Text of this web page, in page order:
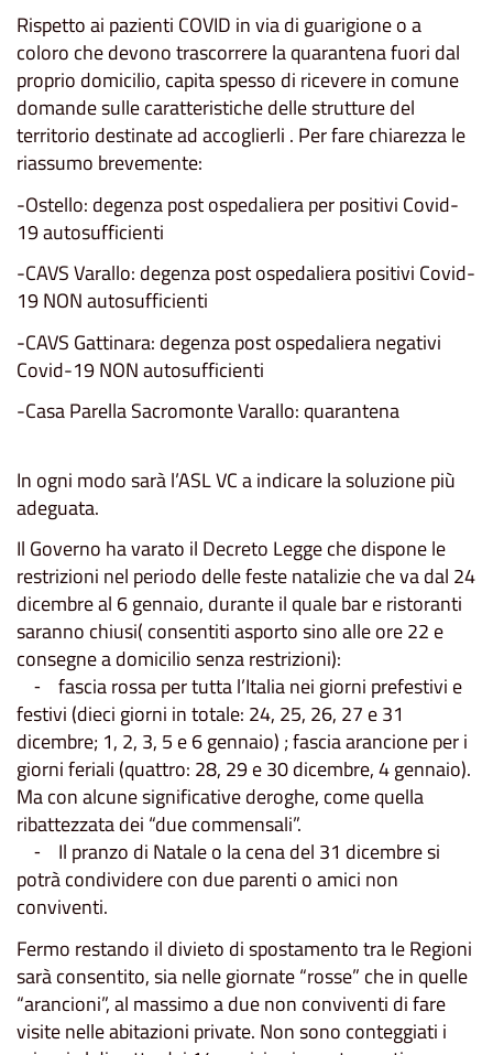
Rispetto ai pazienti COVID in via di guarigione o a
coloro che devono trascorrere la quarantena fuori dal
proprio domicilio, capita spesso di ricevere in comune
domande sulle caratteristiche delle strutture del
territorio destinate ad accoglierli . Per fare chiarezza le
riassumo brevemente:
-Ostello: degenza post ospedaliera per positivi Covid-
19 autosufficienti
-CAVS Varallo: degenza post ospedaliera positivi Covid-
19 NON autosufficienti
-CAVS Gattinara: degenza post ospedaliera negativi
Covid-19 NON autosufficienti
-Casa Parella Sacromonte Varallo: quarantena
In ogni modo sarà l’ASL VC a indicare la soluzione più
adeguata.
Il Governo ha varato il Decreto Legge che dispone le
restrizioni nel periodo delle feste natalizie che va dal 24
dicembre al 6 gennaio, durante il quale bar e ristoranti
saranno chiusi( consentiti asporto sino alle ore 22 e
consegne a domicilio senza restrizioni):
⁃ fascia rossa per tutta l’Italia nei giorni prefestivi e
festivi (dieci giorni in totale: 24, 25, 26, 27 e 31
dicembre; 1, 2, 3, 5 e 6 gennaio) ; fascia arancione per i
giorni feriali (quattro: 28, 29 e 30 dicembre, 4 gennaio).
Ma con alcune significative deroghe, come quella
ribattezzata dei “due commensali”.
⁃ Il pranzo di Natale o la cena del 31 dicembre si
potrà condividere con due parenti o amici non
conviventi.
Fermo restando il divieto di spostamento tra le Regioni
sarà consentito, sia nelle giornate “rosse” che in quelle
“arancioni”, al massimo a due non conviventi di fare
visite nelle abitazioni private. Non sono conteggiati i